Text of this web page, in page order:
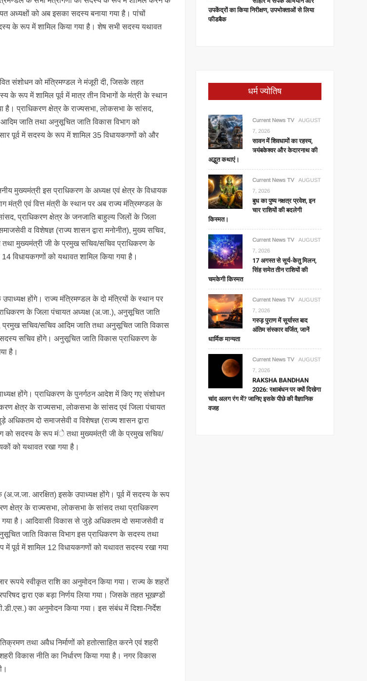
अध्यक्षों को अब इसका सदस्य बनाया गया है। पांचों
के रूप में शामिल किया गया है। शेष सभी सदस्य यथावत
संशोधन को मंत्रिमण्डल ने मंजूरी दी, जिसके तहत
के रूप में शामिल पूर्व में मात्र तीन विभागों के मंत्री के स्थान
है। प्राधिकरण क्षेत्र के राज्यसभा, लोकसभा के सांसद,
जाति तथा अनुसूचित जाति विकास विभाग को
पूर्व में सदस्य के रूप में शामिल 35 विधायकगणों को और
मुख्यमंत्री इस प्राधिकरण के अध्यक्ष एवं क्षेत्र के विधायक
मंत्री एवं वित्त मंत्री के स्थान पर अब राज्य मंत्रिमण्डल के
प्राधिकरण क्षेत्र के जनजाति बाहुल्य जिलों के जिला
व विशेषज्ञ (राज्य शासन द्वारा मनोनीत), मुख्य सचिव,
मुख्यमंत्री जी के प्रमुख सचिव/सचिव प्राधिकरण के
को यथावत शामिल किया गया है।
होंगे। राज्य मंत्रिमण्डल के दो मंत्रियों के स्थान पर
के जिला पंचायत अध्यक्ष (अ.जा.), अनुसूचित जाति
प्रमुख सचिव/सचिव आदिम जाति तथा अनुसूचित जाति विकास
सचिव होंगे। अनुसूचित जाति विकास प्राधिकरण के
है।
होंगे। प्राधिकरण के पुनर्गठन आदेश में किए गए संशोधन
क्षेत्र के राज्यसभा, लोकसभा के सांसद एवं जिला पंचायत
दो समाजसेवी व विशेषज्ञ (राज्य शासन द्वारा
को सदस्य के रूप मंे तथा मुख्यमंत्री जी के प्रमुख सचिव/
को यथावत रखा गया है।
(अ.ज.जा. आरक्षित) इसके उपाध्यक्ष होंगे। पूर्व में सदस्य के रूप
क्षेत्र के राज्यसभा, लोकसभा के सांसद तथा प्राधिकरण
है। आदिवासी विकास से जुड़े अधिकतम दो समाजसेवी व
जाति विकास विभाग इस प्राधिकरण के सदस्य तथा
में शामिल 12 विधायकगणों को यथावत सदस्य रखा गया
रूपये स्वीकृत राशि का अनुमोदन किया गया। राज्य के शहरों
द्वारा एक बड़ा निर्णय लिया गया। जिसके तहत भूखण्डों
का अनुमोदन किया गया। इस संबंध में दिशा-निर्देश
तथा अवैध निर्माणों को हतोत्साहित करने एवं शहरी
नीति का निर्धारण किया गया है। नगर विकास
उपकेंद्रों का किया निरीक्षण, उपभोक्ताओं से लिया
फीडबैक
धर्म ज्योतिष
Current News TV
AUGUST
7, 2026
सावन में शिवधामों का रहस्य,
त्र्यंबकेश्वर और केदारनाथ की
अद्भुत कथाएं।
Current News TV
AUGUST
7, 2026
बुध का पुष्य नक्षत्र प्रवेश, इन
चार राशियों की बदलेगी
किस्मत।
Current News TV
AUGUST
7, 2026
17 अगस्त से सूर्य-केतु मिलन,
सिंह समेत तीन राशियों की
चमकेगी किस्मत
Current News TV
AUGUST
7, 2026
गरुड़ पुराण में सूर्यास्त बाद
अंतिम संस्कार वर्जित, जानें
धार्मिक मान्यता
Current News TV
AUGUST
7, 2026
RAKSHA BANDHAN
2026: रक्षाबंधन पर क्यों दिखेगा
चांद अलग रंग में? जानिए इसके पीछे की वैज्ञानिक
वजह